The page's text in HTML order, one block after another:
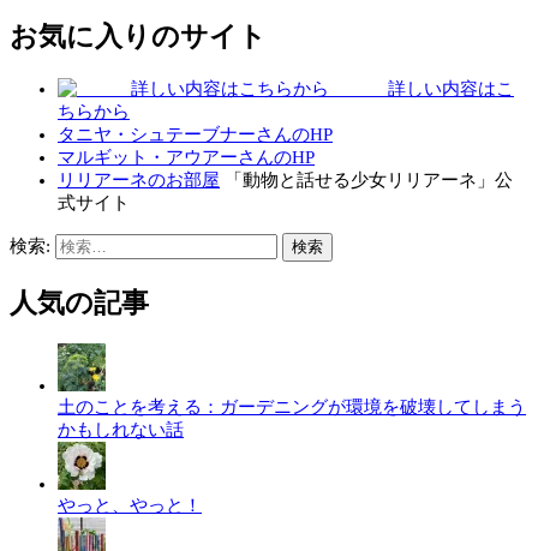
お気に入りのサイト
詳しい内容はこ
ちらから
タニヤ・シュテーブナーさんのHP
マルギット・アウアーさんのHP
リリアーネのお部屋 「動物と話せる少女リリアーネ」公
式サイト
検索:
人気の記事
土のことを考える：ガーデニングが環境を破壊してしまう
かもしれない話
やっと、やっと！